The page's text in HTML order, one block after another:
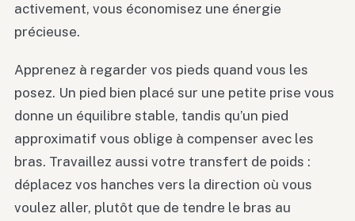
activement, vous économisez une énergie
précieuse.
Apprenez à regarder vos pieds quand vous les
posez. Un pied bien placé sur une petite prise vous
donne un équilibre stable, tandis qu’un pied
approximatif vous oblige à compenser avec les
bras. Travaillez aussi votre transfert de poids :
déplacez vos hanches vers la direction où vous
voulez aller, plutôt que de tendre le bras au